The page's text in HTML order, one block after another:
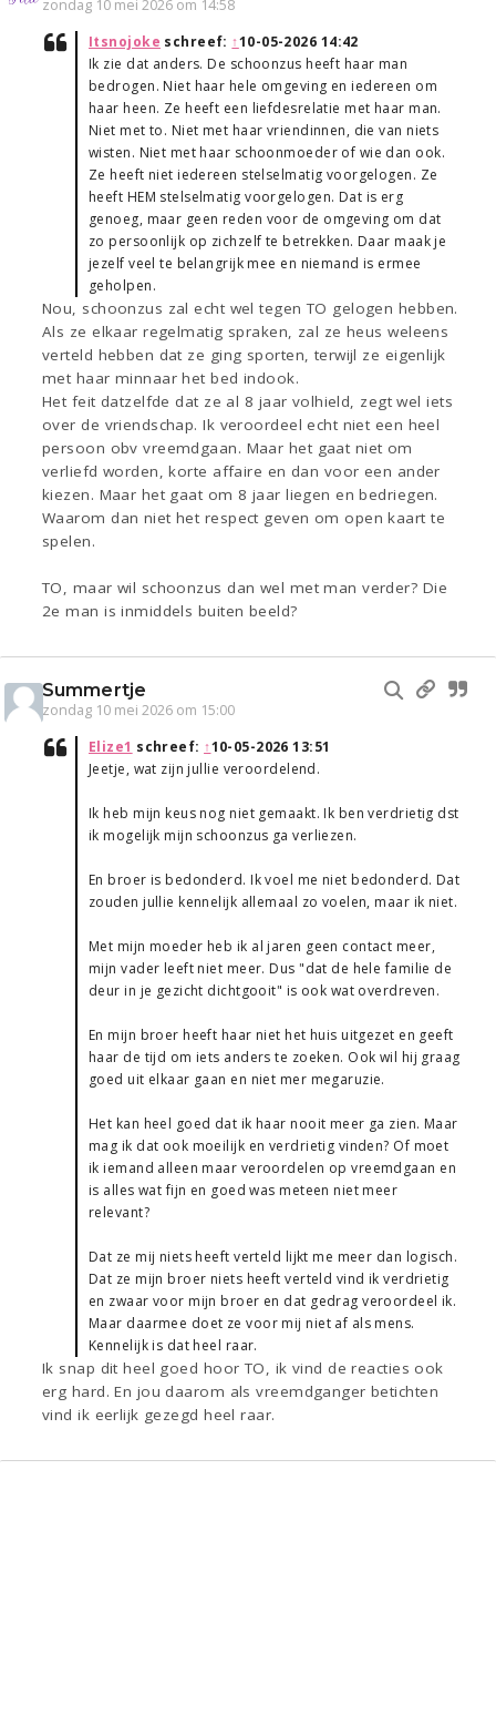
zondag 10 mei 2026 om 14:58
Itsnojoke schreef: ↑10-05-2026 14:42
Ik zie dat anders. De schoonzus heeft haar man
bedrogen. Niet haar hele omgeving en iedereen om
haar heen. Ze heeft een liefdesrelatie met haar man.
Niet met to. Niet met haar vriendinnen, die van niets
wisten. Niet met haar schoonmoeder of wie dan ook.
Ze heeft niet iedereen stelselmatig voorgelogen. Ze
heeft HEM stelselmatig voorgelogen. Dat is erg
genoeg, maar geen reden voor de omgeving om dat
zo persoonlijk op zichzelf te betrekken. Daar maak je
jezelf veel te belangrijk mee en niemand is ermee
geholpen.
Nou, schoonzus zal echt wel tegen TO gelogen hebben.
Als ze elkaar regelmatig spraken, zal ze heus weleens
verteld hebben dat ze ging sporten, terwijl ze eigenlijk
met haar minnaar het bed indook.
Het feit datzelfde dat ze al 8 jaar volhield, zegt wel iets
over de vriendschap. Ik veroordeel echt niet een heel
persoon obv vreemdgaan. Maar het gaat niet om
verliefd worden, korte affaire en dan voor een ander
kiezen. Maar het gaat om 8 jaar liegen en bedriegen.
Waarom dan niet het respect geven om open kaart te
spelen.
TO, maar wil schoonzus dan wel met man verder? Die
2e man is inmiddels buiten beeld?
Summertje
zondag 10 mei 2026 om 15:00
Elize1 schreef: ↑10-05-2026 13:51
Jeetje, wat zijn jullie veroordelend.
Ik heb mijn keus nog niet gemaakt. Ik ben verdrietig dst
ik mogelijk mijn schoonzus ga verliezen.
En broer is bedonderd. Ik voel me niet bedonderd. Dat
zouden jullie kennelijk allemaal zo voelen, maar ik niet.
Met mijn moeder heb ik al jaren geen contact meer,
mijn vader leeft niet meer. Dus "dat de hele familie de
deur in je gezicht dichtgooit" is ook wat overdreven.
En mijn broer heeft haar niet het huis uitgezet en geeft
haar de tijd om iets anders te zoeken. Ook wil hij graag
goed uit elkaar gaan en niet mer megaruzie.
Het kan heel goed dat ik haar nooit meer ga zien. Maar
mag ik dat ook moeilijk en verdrietig vinden? Of moet
ik iemand alleen maar veroordelen op vreemdgaan en
is alles wat fijn en goed was meteen niet meer
relevant?
Dat ze mij niets heeft verteld lijkt me meer dan logisch.
Dat ze mijn broer niets heeft verteld vind ik verdrietig
en zwaar voor mijn broer en dat gedrag veroordeel ik.
Maar daarmee doet ze voor mij niet af als mens.
Kennelijk is dat heel raar.
Ik snap dit heel goed hoor TO, ik vind de reacties ook
erg hard. En jou daarom als vreemdganger betichten
vind ik eerlijk gezegd heel raar.